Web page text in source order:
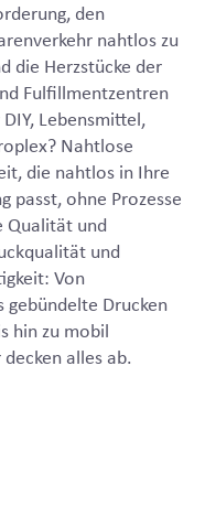
den
nahtlos zu
die Herzstücke der
Fulfillmentzentren
Lebensmittel,
Nahtlose
die nahtlos in Ihre
passt, ohne Prozesse
Qualität und
und
Von
gebündelte Drucken
hin zu mobil
alles ab.